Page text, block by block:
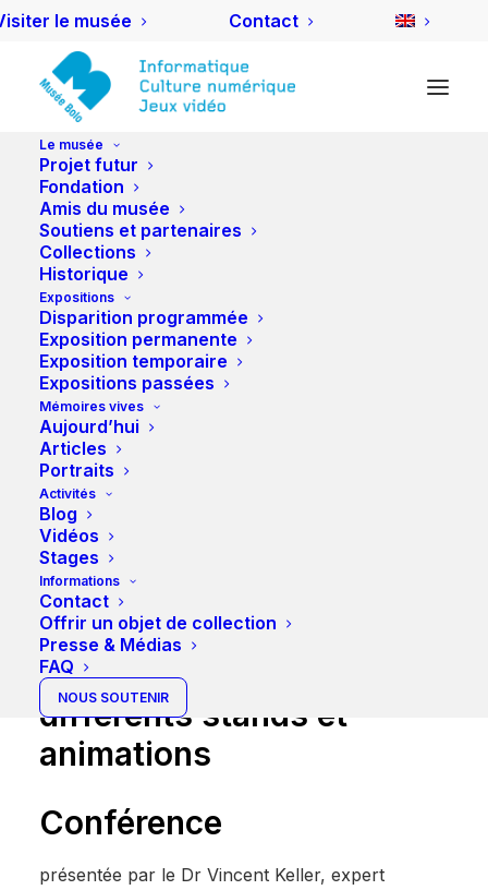
le musée Contact
Le musée
Projet futur
Fondation
Amis du musée
Soutiens et partenaires
Collections
Historique
Expositions
Disparition programmée
Exposition permanente
Exposition temporaire
Expositions passées
Mémoires vives
Aujourd’hui
Articles
Portraits
Activités
Blog
Vidéos
Stages
Informations
Contact
Offrir un objet de collection
Presse & Médias
FAQ
NOUS SOUTENIR
NdM 2013 : Jour J
25 SEPTEMBRE 2013
Pour sa neuvième participation à
l’événement, l’équipe de l’aBCM
s’est levée à l’aube pour préparer
les différents stands et les
animations qui accompagneront
les visiteurs tout au long de la
journée et de la nuit. Les
premières visites ont débuté à
14h00 et les dernières à minuit.
Au total, nous comptabilisons
plus de 840 visiteurs, un record!
Présentation des
différents stands et
animations
Conférence
présentée par le Dr Vincent Keller, expert